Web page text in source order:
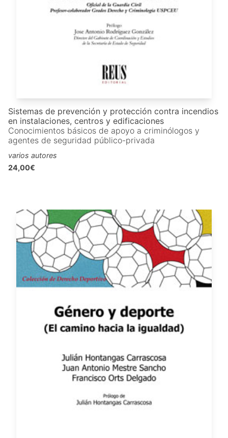
Sistemas de prevención y protección contra incendios
en instalaciones, centros y edificaciones
Conocimientos básicos de apoyo a criminólogos y
agentes de seguridad público-privada
varios autores
24,00€